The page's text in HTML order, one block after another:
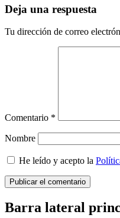
Deja una respuesta
Tu dirección de correo
Comentario *
Nombre
He leído y acepto la
Barra lateral